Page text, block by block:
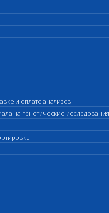
и оплате анализов
на генетические исследования